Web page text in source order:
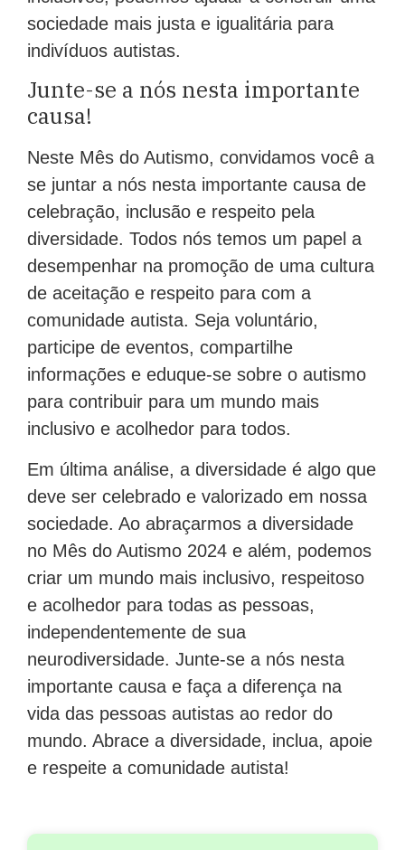
sociedade mais justa e igualitária para
indivíduos autistas.
Junte-se a nós nesta importante
causa!
Neste Mês do Autismo, convidamos você a
se juntar a nós nesta importante causa de
celebração, inclusão e respeito pela
diversidade. Todos nós temos um papel a
desempenhar na promoção de uma cultura
de aceitação e respeito para com a
comunidade autista. Seja voluntário,
participe de eventos, compartilhe
informações e eduque-se sobre o autismo
para contribuir para um mundo mais
inclusivo e acolhedor para todos.
Em última análise, a diversidade é algo que
deve ser celebrado e valorizado em nossa
sociedade. Ao abraçarmos a diversidade
no Mês do Autismo 2024 e além, podemos
criar um mundo mais inclusivo, respeitoso
e acolhedor para todas as pessoas,
independentemente de sua
neurodiversidade. Junte-se a nós nesta
importante causa e faça a diferença na
vida das pessoas autistas ao redor do
mundo. Abrace a diversidade, inclua, apoie
e respeite a comunidade autista!